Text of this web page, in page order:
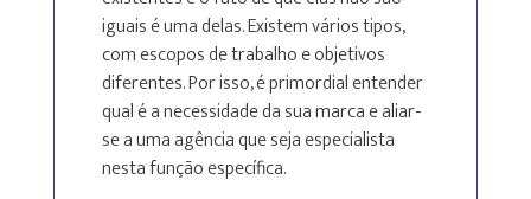
iguais é uma delas. Existem vários tipos,
com escopos de trabalho e objetivos
diferentes. Por isso, é primordial entender
qual é a necessidade da sua marca e aliar-
se a uma agência que seja especialista
nesta função específica.